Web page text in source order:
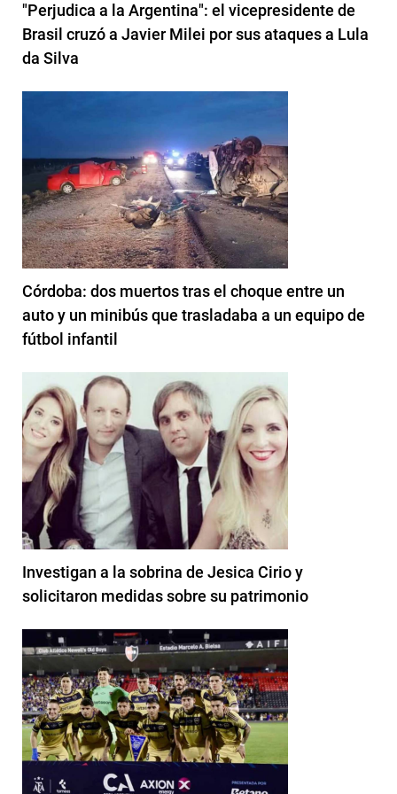
"Perjudica a la Argentina": el vicepresidente de
Brasil cruzó a Javier Milei por sus ataques a Lula
da Silva
Córdoba: dos muertos tras el choque entre un
auto y un minibús que trasladaba a un equipo de
fútbol infantil
Investigan a la sobrina de Jesica Cirio y
solicitaron medidas sobre su patrimonio